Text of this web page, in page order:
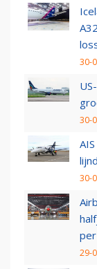
30-
30-
30-
29-